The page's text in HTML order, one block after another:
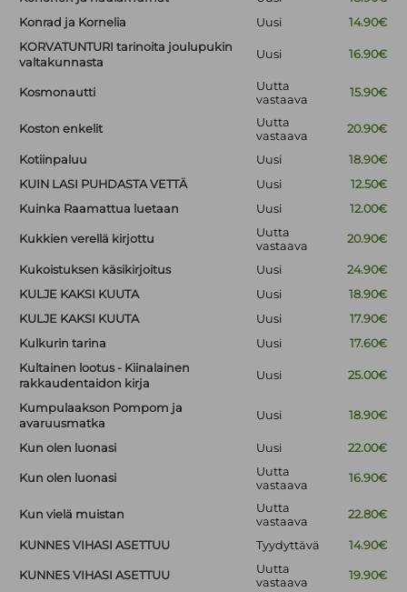
Konrad ja Kornelia
Uusi
14.90€
KORVATUNTURI tarinoita joulupukin
valtakunnasta
Uusi 16.90€
Kosmonautti
Uutta
vastaava
15.90€
Koston enkelit
Uutta
vastaava
20.90€
Kotiinpaluu Uusi
18.90€
KUIN LASI PUHDASTA VETTÄ
Uusi
12.50€
Kuinka Raamattua luetaan
Uusi 12.00€
Kukkien verellä kirjottu
Uutta
vastaava
20.90€
Kukoistuksen käsikirjoitus Uusi
24.90€
KULJE KAKSI KUUTA
Uusi
18.90€
KULJE KAKSI KUUTA
Uusi
17.90€
Kulkurin tarina
Uusi
17.60€
Kultainen lootus - Kiinalainen
rakkaudentaidon kirja
Uusi 25.00€
Kumpulaakson Pompom ja
avaruusmatka
Uusi 18.90€
Kun olen luonasi Uusi 22.00€
Kun olen luonasi
Uutta
vastaava
16.90€
Kun vielä muistan
Uutta
vastaava
22.80€
KUNNES VIHASI ASETTUU Tyydyttävä 14.90€
KUNNES VIHASI ASETTUU
Uutta
vastaava
19.90€